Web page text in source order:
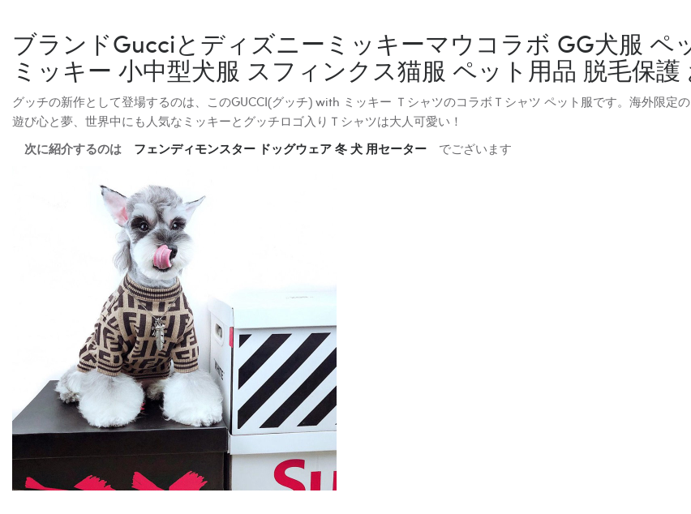
ブランドGucciとディズニーミッキーマウコラボ GG犬服 ペ
ミッキー 小中型犬服 スフィンクス猫服 ペット用品 脱毛保護
グッチの新作として登場するのは、このGUCCI(グッチ) with ミッキー ＴシャツのコラボＴシャツ ペット服です。海外限定
遊び心と夢、世界中にも人気なミッキーとグッチロゴ入りＴシャツは大人可愛い！
次に紹介するのは フェンディモンスター ドッグウェア 冬 犬 用セーター でございます